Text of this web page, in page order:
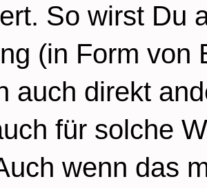
So wirst Du
(in Form von
auch direkt
für solche
wenn das